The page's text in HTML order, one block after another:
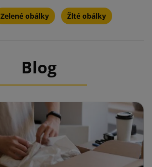
Zelené obálky Žlté obálky
Blog